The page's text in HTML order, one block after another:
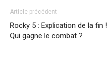
Article précédent
Rocky 5 : Explication de la fin !
Qui gagne le combat ?